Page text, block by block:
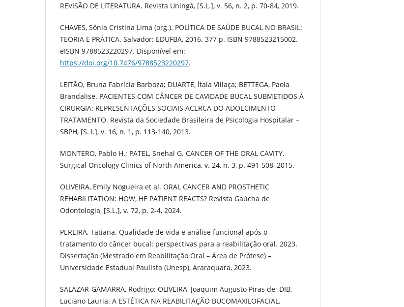
REVISÃO DE LITERATURA. Revista Uningá, [S.L.], v. 56, n. 2, p. 70-84, 2019.
CHAVES, Sônia Cristina Lima (org.). POLÍTICA DE SAÚDE BUCAL NO BRASIL:
TEORIA E PRÁTICA. Salvador: EDUFBA, 2016. 377 p. ISBN 9788523215002.
eISBN 9788523220297. Disponível em:
https://doi.org/10.7476/9788523220297.
LEITÃO, Bruna Fabrícia Barboza; DUARTE, Ítala Villaça; BETTEGA, Paola
Brandalise. PACIENTES COM CÂNCER DE CAVIDADE BUCAL SUBMETIDOS À
CIRURGIA: REPRESENTAÇÕES SOCIAIS ACERCA DO ADOECIMENTO
TRATAMENTO. Revista da Sociedade Brasileira de Psicologia Hospitalar –
SBPH, [S. l.], v. 16, n. 1, p. 113-140, 2013.
MONTERO, Pablo H.; PATEL, Snehal G. CANCER OF THE ORAL CAVITY.
Surgical Oncology Clinics of North America, v. 24, n. 3, p. 491-508, 2015.
OLIVEIRA, Emily Nogueira et al. ORAL CANCER AND PROSTHETIC
REHABILITATION: HOW, HE PATIENT REACTS? Revista Gaúcha de
Odontologia, [S.L.], v. 72, p. 2-4, 2024.
PEREIRA, Tatiana. Qualidade de vida e análise funcional após o
tratamento do câncer bucal: perspectivas para a reabilitação oral. 2023.
Dissertação (Mestrado em Reabilitação Oral – Área de Prótese) –
Universidade Estadual Paulista (Unesp), Araraquara, 2023.
SALAZAR-GAMARRA, Rodrigo; OLIVEIRA, Joaquim Augusto Piras de; DIB,
Luciano Lauria. A ESTÉTICA NA REABILITAÇÃO BUCOMAXILOFACIAL.